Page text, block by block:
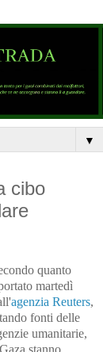
▼
cibo
quanto
martedì
agenzia Reuters,
fonti delle
umanitarie,